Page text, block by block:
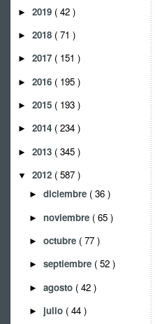
► 2019 ( 42 )
► 2018 ( 71 )
► 2017 ( 151 )
► 2016 ( 195 )
► 2015 ( 193 )
► 2014 ( 234 )
► 2013 ( 345 )
▼ 2012 ( 587 )
► diciembre ( 36 )
► noviembre ( 65 )
► octubre ( 77 )
► septiembre ( 52 )
► agosto ( 42 )
► julio ( 44 )